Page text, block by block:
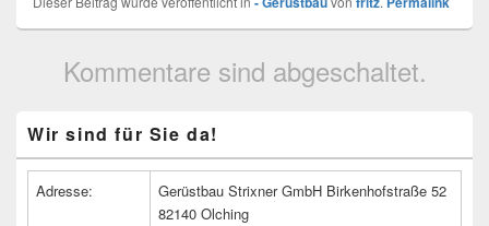
Kommentare sind abgeschaltet.
Seitenleisten
Widget-
Wir sind für Sie da!
Adresse:
Gerüstbau Strixner GmbH Birkenhofstraße 52
82140 Olching